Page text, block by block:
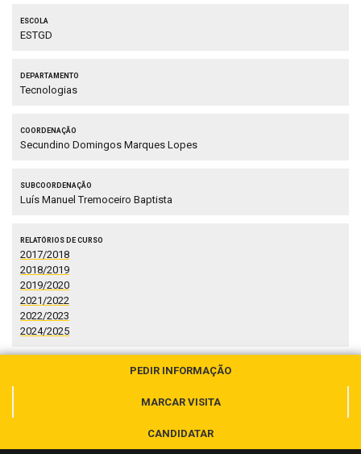
Escola
ESTGD
Departamento
Tecnologias
Coordenação
Secundino Domingos Marques Lopes
Subcoordenação
Luís Manuel Tremoceiro Baptista
Relatórios de Curso
2017/2018
2018/2019
2019/2020
2021/2022
2022/2023
2024/2025
PEDIR INFORMAÇÃO
MARCAR VISITA
CANDIDATAR